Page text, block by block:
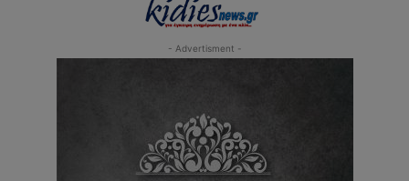
- Advertisment -